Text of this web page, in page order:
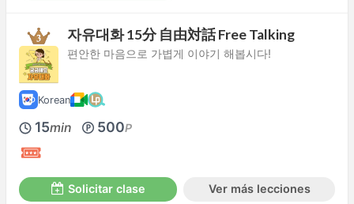
자유대화 15分 自由対話 Free Talking
편안한 마음으로 가볍게 이야기 해봅시다!
Korean
15min 500P
Solicitar clase Ver más lecciones